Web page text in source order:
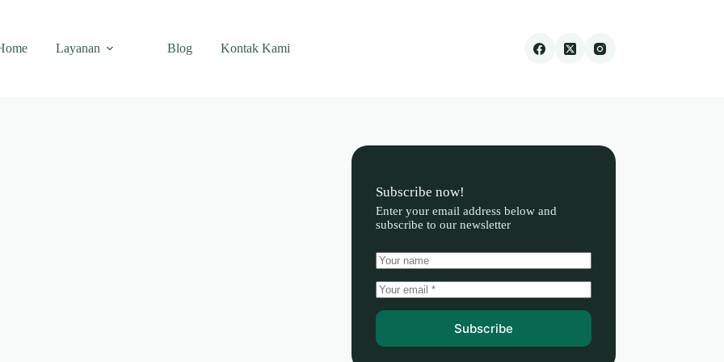
Layanan Blog Kontak Kami
Subscribe now!
Enter your email address below and
subscribe to our newsletter
Subscribe